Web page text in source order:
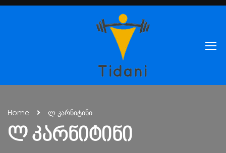
Home ლ კარნიტინი
Ლ ᲙᲐᲠᲜᲘᲢᲘᲜᲘ